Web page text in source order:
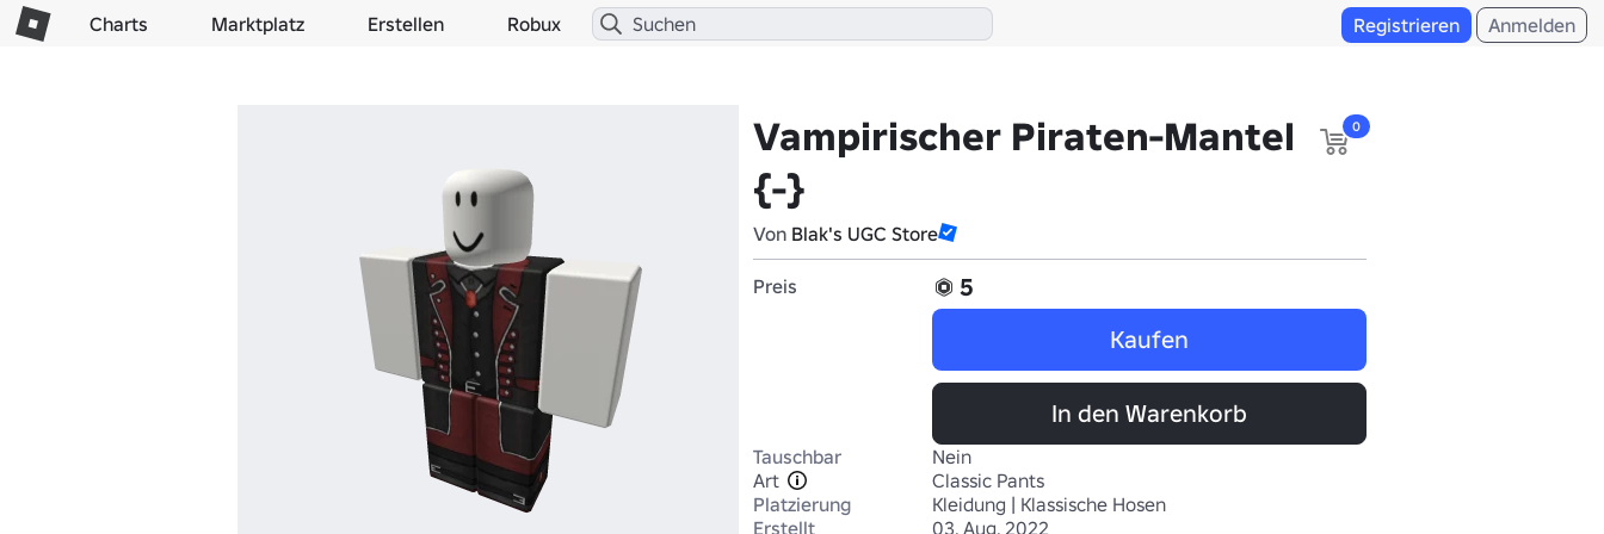
Charts Marktplatz Erstellen Robux Registrieren Anmelden
Vampirischer Piraten-Mantel
{-}
Von Blak's UGC Store
0
Preis
5
Kaufen
In den Warenkorb
Tauschbar
Nein
Art
Classic Pants
Platzierung
Kleidung | Klassische Hosen
Erstellt
03. Aug. 2022